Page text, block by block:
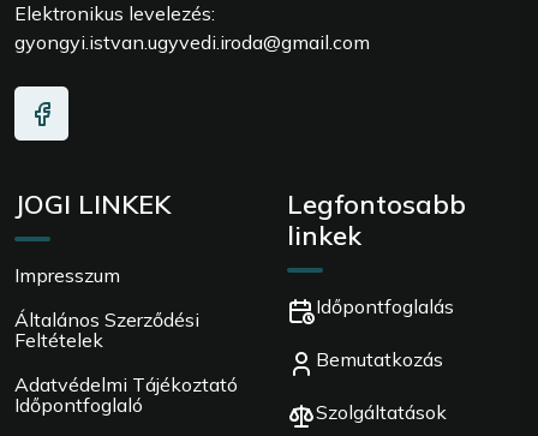
Elektronikus levelezés:
gyongyi.istvan.ugyvedi.iroda@gmail.com
JOGI LINKEK
Impresszum
Általános Szerződési
Feltételek
Adatvédelmi Tájékoztató
Időpontfoglaló
Legfontosabb
linkek
Időpontfoglalás
Bemutatkozás
Szolgáltatások